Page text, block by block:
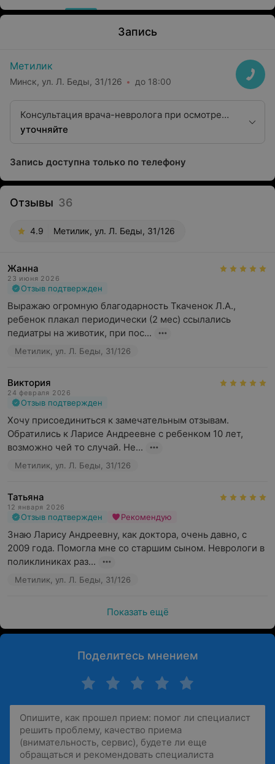
Запись
Метилик
Минск, ул. Л. Беды, 31/126 до 18:00
Консультация врача-невролога при осмотре
двух детей из одной семьи
уточняйте
Запись доступна только по телефону
Отзывы 36
4.9 Метилик, ул. Л. Беды, 31/126
Жанна
23 июня 2026
Отзыв подтвержден
Выражаю огромную благодарность Ткаченок Л.А.,
ребенок плакал периодически (2 мес) ссылались
педиатры на животик, при пос...
Метилик, ул. Л. Беды, 31/126
Виктория
24 февраля 2026
Отзыв подтвержден
Хочу присоединиться к замечательным отзывам.
Обратились к Ларисе Андреевне с ребенком 10 лет,
возможно чей то случай. Не...
Метилик, ул. Л. Беды, 31/126
Татьяна
12 января 2026
Отзыв подтвержден Рекомендую
Знаю Ларису Андреевну, как доктора, очень давно, с
2009 года. Помогла мне со старшим сыном. Неврологи в
поликлиниках раз...
Метилик, ул. Л. Беды, 31/126
Показать ещё
Поделитесь мнением